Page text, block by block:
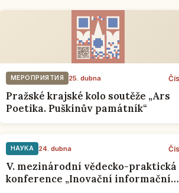
МЕРОПРИЯТИЯ 25. dubna
Pražské krajské kolo soutěže „Ars
Poetika. Puškinův památník“
НАУКА 24. dubna
V. mezinárodní vědecko-praktická
konference „Inovační informační